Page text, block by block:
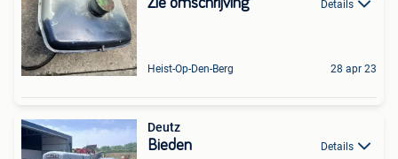
Zie omschrijving Details
Heist-Op-Den-Berg 28 apr 23
Deutz
Bieden Details